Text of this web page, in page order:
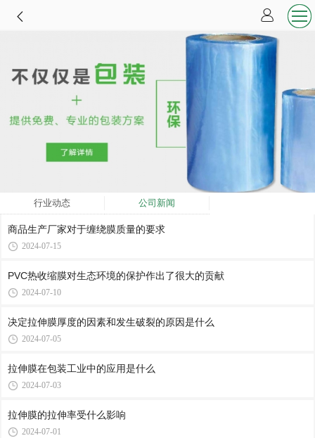
行业动态 公司新闻
商品生产厂家对于缠绕膜质量的要求
2024-07-15
PVC热收缩膜对生态环境的保护作出了很大的贡献
2024-07-10
决定拉伸膜厚度的因素和发生破裂的原因是什么
2024-07-05
拉伸膜在包装工业中的应用是什么
2024-07-03
拉伸膜的拉伸率受什么影响
2024-07-01